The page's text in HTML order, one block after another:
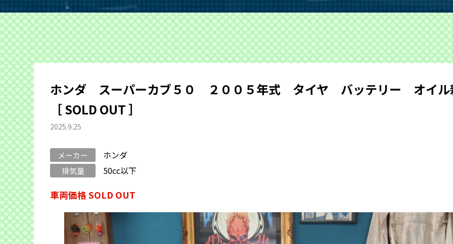
ホンダ スーパーカブ５０ ２００５年式 タイヤ バッテリー オイル
［ SOLD OUT ］
2025.9.25
メーカー ホンダ
排気量 50cc以下
車両価格 SOLD OUT